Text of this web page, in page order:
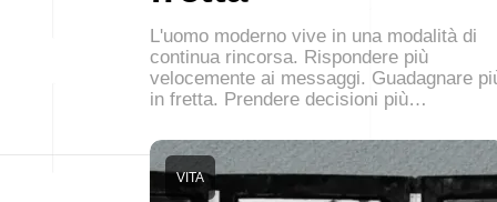
L'uomo moderno vive in una modalità di
continua rincorsa. Rispondere più
velocemente ai messaggi. Guadagnare
in fretta. Prendere decisioni più…
VITA